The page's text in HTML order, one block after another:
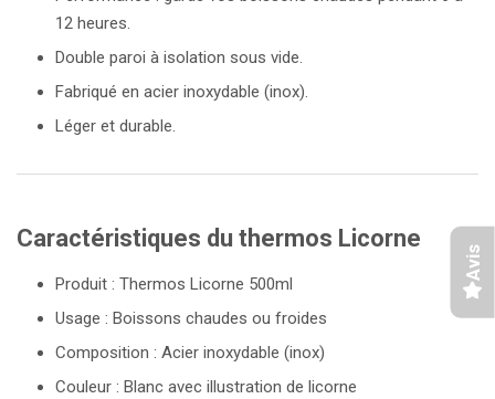
12 heures.
Double paroi à isolation sous vide.
Fabriqué en acier inoxydable (inox).
Léger et durable.
Caractéristiques du thermos Licorne
Produit : Thermos Licorne 500ml
Usage : Boissons chaudes ou froides
Composition : Acier inoxydable (inox)
Couleur : Blanc avec illustration de licorne
Avis